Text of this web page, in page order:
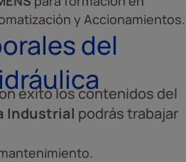
y Accionamientos.
del
éxito los contenidos del
Industrial podrás trabajar